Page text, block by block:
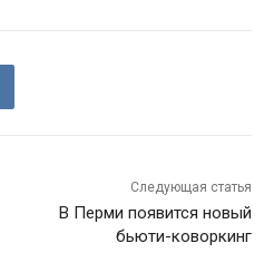
Следующая статья
В Перми появится новый
бьюти-коворкинг